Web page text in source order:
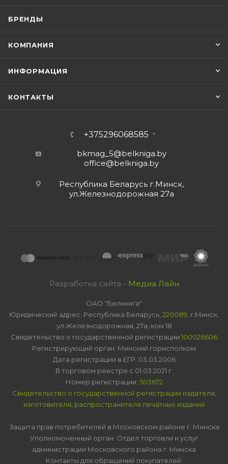
БРЕНДЫ
КОМПАНИЯ
ИНФОРМАЦИЯ
КОНТАКТЫ
+375296068585
bkmag_5@belkniga.by
office@belkniga.by
Республика Беларусь г.Минск,
ул.Железнодорожная 27а
Разработка сайта - Медиа Лайн
ОАО "Белкнига"
Юридический адрес: Республика Беларусь, 220089 , г.Минск,
ул.Железнодорожная, 27а, ком 18
Свидетельство о государственной регистрации 100026606
Регистрирующий орган: Минский горисполком
Дата регистрации в ЕГР: 03.03.2006
В торговом реестре с 01.03.2021 г.
Номер регистрации: 503672
Свидетельство о государственной регистрации издателя,
изготовителя, распространителя печатных изданий
Защита прав потребителей в Московском районе г. Минска
Уполномоченный орган: Отдел торговли и услуг
администрации Московского района г. Минска
Контакты для обращений покупателей: